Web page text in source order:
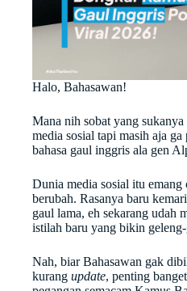
Halo, Bahasawan!
Mana nih sobat yang sukanya
media sosial tapi masih aja ga
bahasa gaul inggris ala gen
Dunia media sosial itu emang
berubah. Rasanya baru
gaul lama, eh sekarang udah
istilah baru yang bikin
Nah, biar Bahasawan gak
kurang update, penting